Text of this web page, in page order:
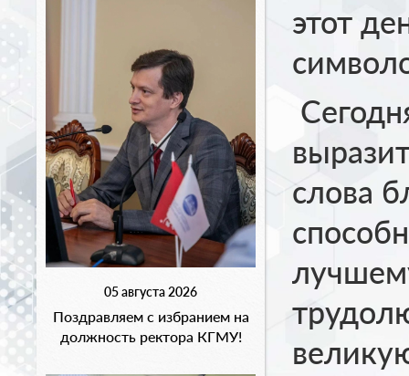
05 августа 2026
Поздравляем с избранием на
должность ректора КГМУ!
этот
слова